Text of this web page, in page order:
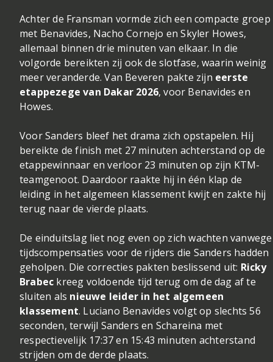
Achter de Fransman vormde zich een compacte groep
met Benavides, Nacho Cornejo en Skyler Howes,
allemaal binnen drie minuten van elkaar. In die
volgorde bereikten zij ook de slotfase, waarin weinig
meer veranderde. Van Beveren pakte zijn eerste
etappezege van Dakar 2026, voor Benavides en
Howes.
Voor Sanders bleef het drama zich opstapelen. Hij
bereikte de finish met 27 minuten achterstand op de
etappewinnaar en verloor 23 minuten op zijn KTM-
teamgenoot. Daardoor raakte hij in één klap de
leiding in het algemeen klassement kwijt en zakte hij
terug naar de vierde plaats.
De einduitslag liet nog even op zich wachten vanwege
tijdscompensaties voor de rijders die Sanders hadden
geholpen. Die correcties pakten beslissend uit: Ricky
Brabec kreeg voldoende tijd terug om de dag af te
sluiten als nieuwe leider in het algemeen
klassement. Luciano Benavides volgt op slechts 56
seconden, terwijl Sanders en Schareina met
respectievelijk 17:37 en 15:43 minuten achterstand
strijden om de derde plaats.